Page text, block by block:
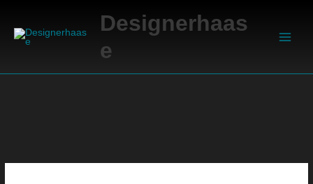
springen
Designerhaas
e